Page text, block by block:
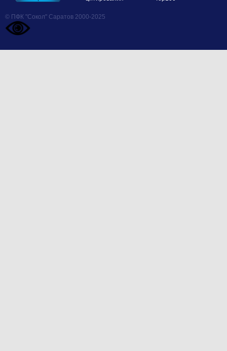
© ПФК "Сокол" Саратов 2000-2025